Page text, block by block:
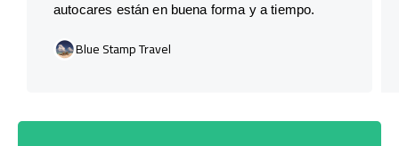
autocares están en buena forma y a tiempo.
Blue Stamp Travel